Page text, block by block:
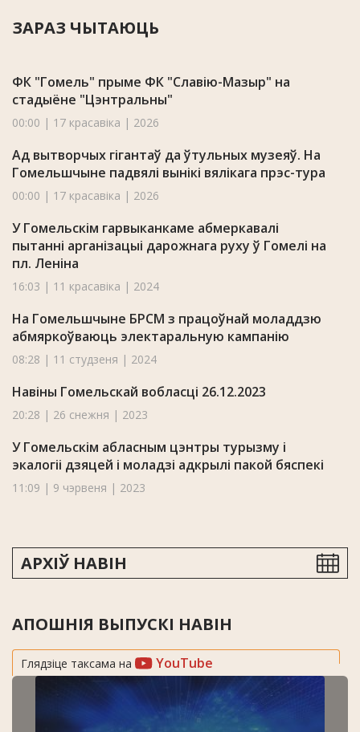
ЗАРАЗ ЧЫТАЮЦЬ
ФК "Гомель" прыме ФК "Славію-Мазыр" на
стадыёне "Цэнтральны"
00:00 | 17 красавіка | 2026
Ад вытворчых гігантаў да ўтульных музеяў. На
Гомельшчыне падвялі вынікі вялікага прэс-тура
00:00 | 17 красавіка | 2026
У Гомельскім гарвыканкаме абмеркавалі
пытанні арганізацыі дарожнага руху ў Гомелі на
пл. Леніна
16:03 | 11 красавіка | 2024
На Гомельшчыне БРСМ з працоўнай моладдзю
абмяркоўваюць электаральную кампанію
08:28 | 11 студзеня | 2024
Навіны Гомельскай вобласці 26.12.2023
20:28 | 26 снежня | 2023
У Гомельскім абласным цэнтры турызму і
экалогіі дзяцей і моладзі адкрылі пакой бяспекі
11:09 | 9 чэрвеня | 2023
АРХІЎ НАВІН
АПОШНІЯ ВЫПУСКІ НАВІН
Глядзіце таксама на YouTube